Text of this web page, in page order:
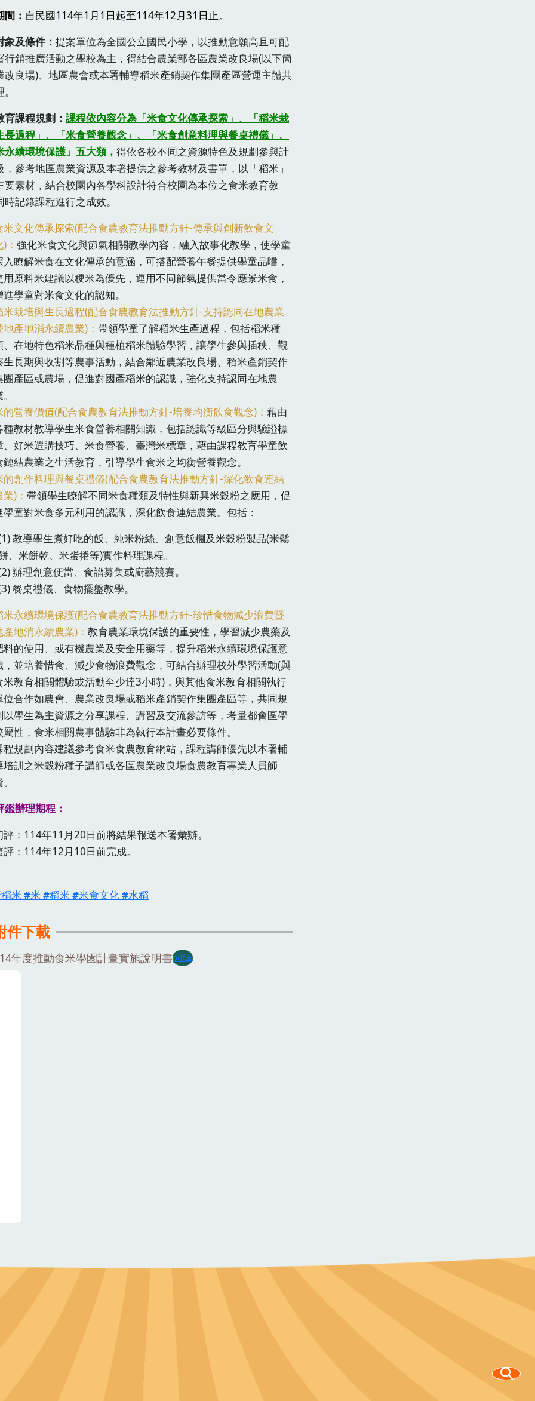
間： 自民國114年1月1日起至114年12月31日止。
象及條件： 提案單位為全國公立國民小學，以推動意願高且可配
行銷推廣活動之學校為主，得結合農業部各區農業改良場(以下簡
改良場)、地區農會或本署輔導稻米產銷契作集團產區營運主體共
育課程規劃： 課程依內容分為「米食文化傳承探索」、「稻米栽
長過程」、「米食營養觀念」、「米食創意料理與餐桌禮儀」、
永續環境保護」五大類， 得依各校不同之資源特色及規劃參與計
，參考地區農業資源及本署提供之參考教材及書單，以「稻米」
要素材，結合校園內各學科設計符合校園為本位之食米教育教
時記錄課程進行之成效。
米文化傳承探索(配合食農教育法推動方針-傳承與創新飲食文
： 強化米食文化與節氣相關教學內容，融入故事化教學，使學童
入瞭解米食在文化傳承的意涵，可搭配營養午餐提供學童品嚐，
用原料米建議以稉米為優先，運用不同節氣提供當令應景米食，
進學童對米食文化的認知。
米栽培與生長過程(配合食農教育法推動方針-支持認同在地農業
地產地消永續農業)： 帶領學童了解稻米生產過程，包括稻米種
、在地特色稻米品種與種植稻米體驗學習，讓學生參與插秧、觀
生長期與收割等農事活動，結合鄰近農業改良場、稻米產銷契作
團產區或農場，促進對國產稻米的認識，強化支持認同在地農
的營養價值(配合食農教育法推動方針-培養均衡飲食觀念)： 藉由
種教材教導學生米食營養相關知識，包括認識等級區分與驗證標
、好米選購技巧、米食營養、臺灣米標章，藉由課程教育學童飲
鏈結農業之生活教育，引導學生食米之均衡營養觀念。
的創作料理與餐桌禮儀(配合食農教育法推動方針-深化飲食連結
)： 帶領學生瞭解不同米食種類及特性與新興米穀粉之應用，促
學童對米食多元利用的認識，深化飲食連結農業。包括：
教導學生煮好吃的飯、純米粉絲、創意飯糰及米穀粉製品(米鬆
、米餅乾、米蛋捲等)實作料理課程。
辦理創意便當、食譜募集或廚藝競賽。
餐桌禮儀、食物擺盤教學。
米永續環境保護(配合食農教育法推動方針-珍惜食物減少浪費暨
產地消永續農業)： 教育農業環境保護的重要性，學習減少農藥及
料的使用、或有機農業及安全用藥等，提升稻米永續環境保護意
，並培養惜食、減少食物浪費觀念，可結合辦理校外學習活動(與
米教育相關體驗或活動至少達3小時)，與其他食米教育相關執行
位合作如農會、農業改良場或稻米產銷契作集團產區等，共同規
以學生為主資源之分享課程、講習及交流參訪等，考量都會區學
屬性，食米相關農事體驗非為執行本計畫必要條件。
程規劃內容建議參考食米食農教育網站，課程講師優先以本署輔
培訓之米穀粉種子講師或各區農業改良場食農教育專業人員師
鑑辦理期程：
評：114年11月20日前將結果報送本署彙辦。
評：114年12月10日前完成。
米 米 稻米 米食文化 水稻
件下載
年度推動食米學園計畫實施說明書pdf